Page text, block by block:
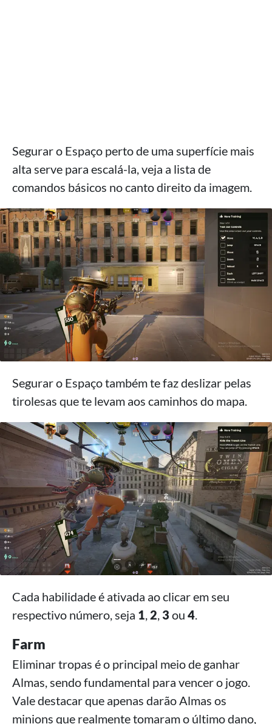
Segurar o Espaço perto de uma superfície mais
alta serve para escalá-la, veja a lista de
comandos básicos no canto direito da imagem.
Segurar o Espaço também te faz deslizar pelas
tirolesas que te levam aos caminhos do mapa.
Cada habilidade é ativada ao clicar em seu
respectivo número, seja 1,2, 3 ou 4.
Farm
Eliminar tropas é o principal meio de ganhar
Almas, sendo fundamental para vencer o jogo.
Vale destacar que apenas darão Almas os
minions que realmente tomaram o último dano,